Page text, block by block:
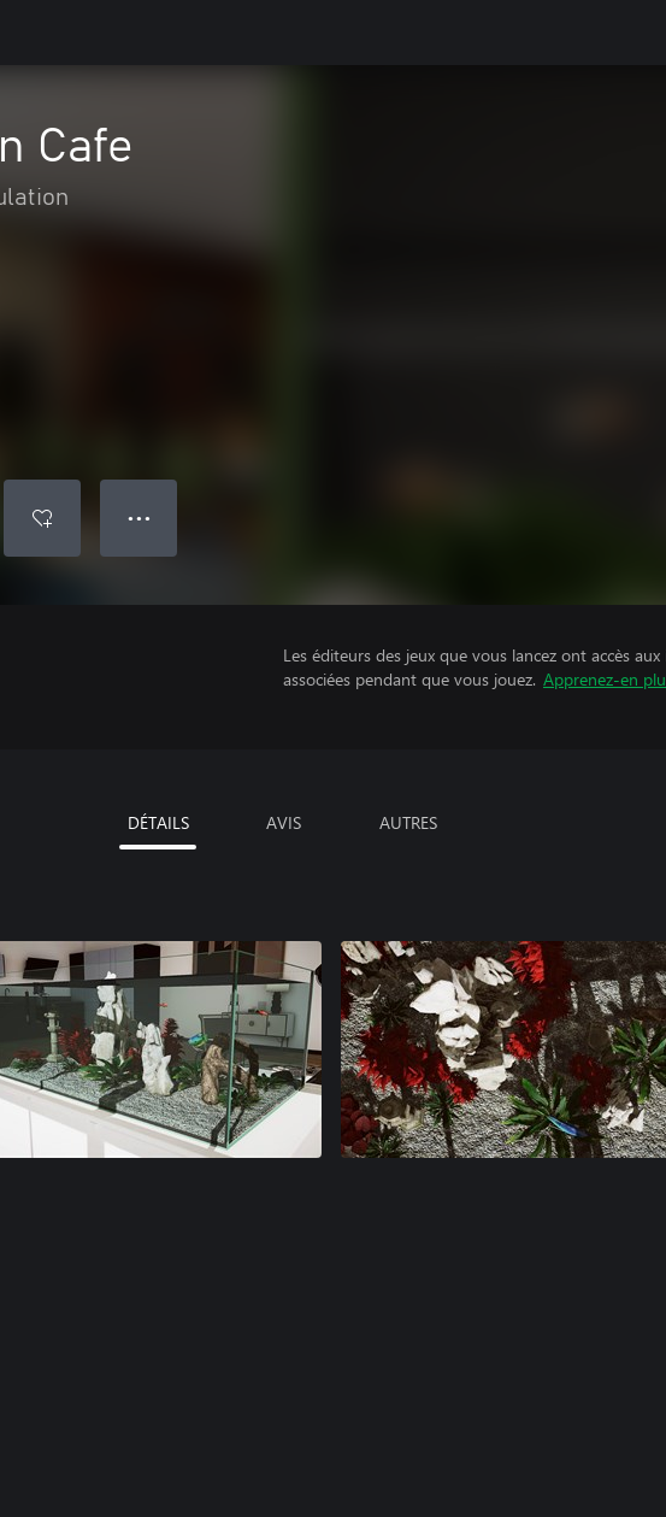
Cafe
● ● ●
Les éditeurs des jeux que vous lancez ont accès
associées pendant que vous jouez. Apprenez-en
DÉTAILS AVIS AUTRES